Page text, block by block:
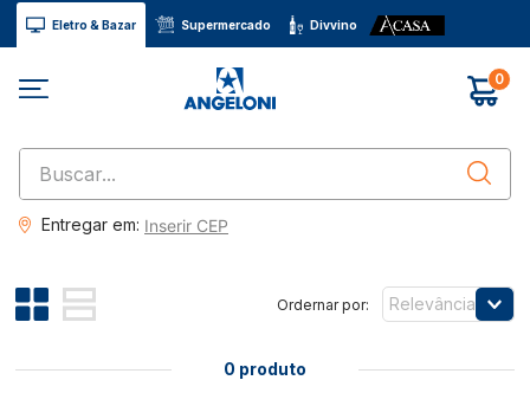
Eletro & Bazar Supermercado Divvino
0
Buscar...
Entregar em: Inserir CEP
Relevância
0 produto